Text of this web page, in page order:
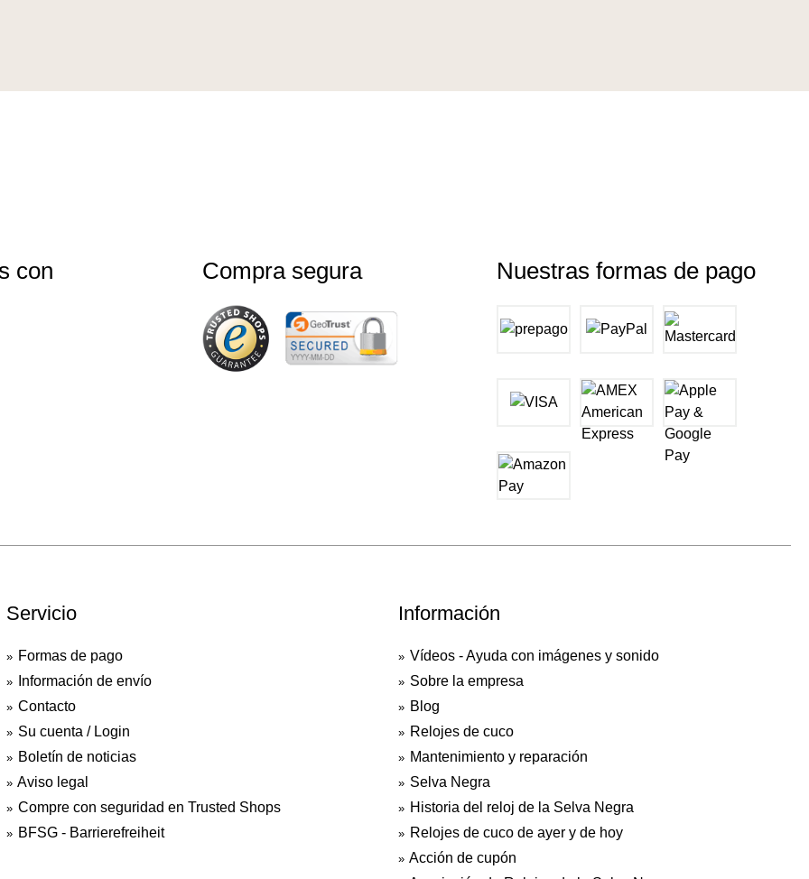
Compra segura
con Nuestras formas de pago
Servicio
Formas de pago
Información de envío
Contacto
Su cuenta / Login
Boletín de noticias
Aviso legal
Compre con seguridad en Trusted Shops
BFSG - Barrierefreiheit
Información
Vídeos - Ayuda con imágenes y sonido
Sobre la empresa
Blog
Relojes de cuco
Mantenimiento y reparación
Selva Negra
Historia del reloj de la Selva Negra
Relojes de cuco de ayer y de hoy
Acción de cupón